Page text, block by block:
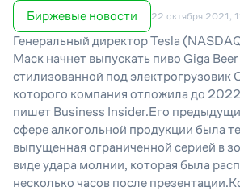
Биржевые новости 22 октября 2021,
Генеральный директор Tesla‌‌
Маск начнет выпускать пиво Giga Beer
стилизованной под электрогрузовик
которого компания отложила до
пишет Business Insider.Его
сфере алкогольной продукции была
выпущенная ограниченной серией в
виде удара молнии, которая была
несколько часов после